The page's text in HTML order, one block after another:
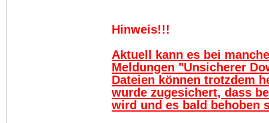
Hinweis!!!
Aktuell kann es bei
Meldungen "Unsicherer
Dateien können trotzdem
wurde zugesichert, dass
wird und es bald behoben